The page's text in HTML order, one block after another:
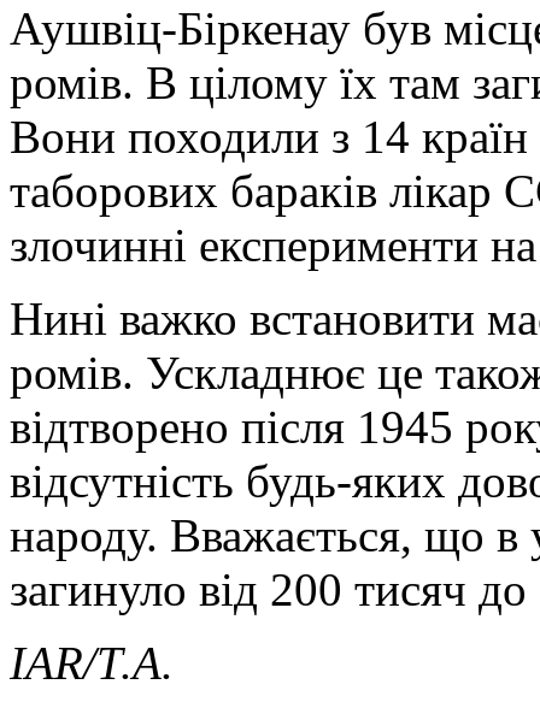
Аушвіц-Біркенау був
ромів. В цілому їх там
Вони походили з 14
таборових бараків
злочинні експерименти
Нині важко встановити
ромів. Ускладнює це
відтворено після 1945
відсутність будь-яких
народу. Вважається, що в
загинуло від 200 тисяч
IAR/Т.А.